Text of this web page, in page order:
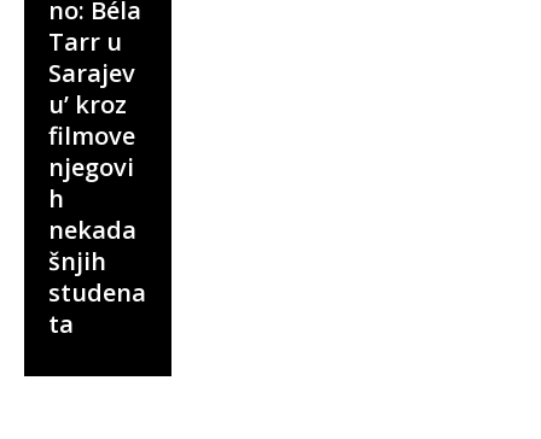
no: Béla
Tarr u
Sarajev
u’ kroz
filmove
njegovi
h
nekada
šnjih
studena
ta